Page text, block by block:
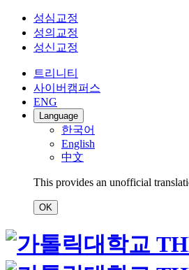
성심교정
성의교정
성신교정
트리니티
사이버캠퍼스
ENG
Language
한국어
English
中文
This provides an unofficial
OK